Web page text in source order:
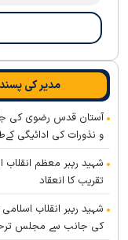
مدیر کی پسند
آستان قدس رضوی کی
و نذورات کی ادائیگی
شہید رہبر معظم
تقریب کا انعقاد
شہید رہبر انقلاب
کی جانب سے مجلس